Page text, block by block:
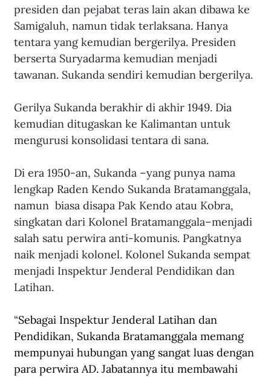
presiden dan pejabat teras lain akan dibawa ke
Samigaluh, namun tidak terlaksana. Hanya
tentara yang kemudian bergerilya. Presiden
berserta Suryadarma kemudian menjadi
tawanan. Sukanda sendiri kemudian bergerilya.
Gerilya Sukanda berakhir di akhir 1949. Dia
kemudian ditugaskan ke Kalimantan untuk
mengurusi konsolidasi tentara di sana.
Di era 1950-an, Sukanda –yang punya nama
lengkap Raden Kendo Sukanda Bratamanggala,
namun  biasa disapa Pak Kendo atau Kobra,
singkatan dari Kolonel Bratamanggala–menjadi
salah satu perwira anti-komunis. Pangkatnya
naik menjadi kolonel. Kolonel Sukanda sempat
menjadi Inspektur Jenderal Pendidikan dan
Latihan.
“Sebagai Inspektur Jenderal Latihan dan
Pendidikan, Sukanda Bratamanggala memang
mempunyai hubungan yang sangat luas dengan
para perwira AD. Jabatannya itu membawahi